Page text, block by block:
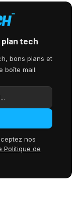
tech
bons plans et
boîte mail.
nos
Politique de